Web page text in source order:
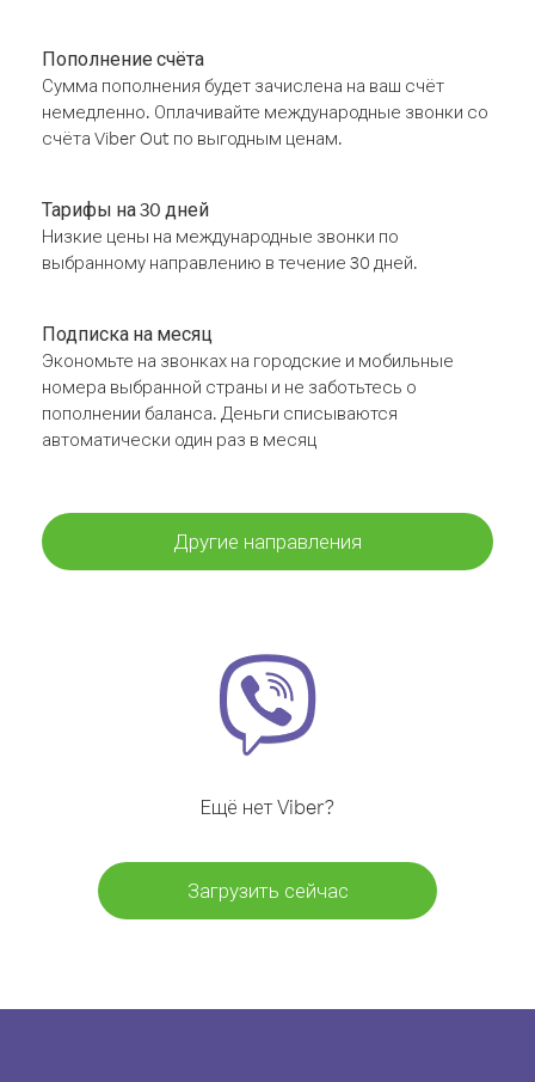
Пополнение счёта
Сумма пополнения будет зачислена на ваш счёт
немедленно. Оплачивайте международные звонки со
счёта Viber Out по выгодным ценам.
Тарифы на 30 дней
Низкие цены на международные звонки по
выбранному направлению в течение 30 дней.
Подписка на месяц
Экономьте на звонках на городские и мобильные
номера выбранной страны и не заботьтесь о
пополнении баланса. Деньги списываются
автоматически один раз в месяц
Другие направления
Ещё нет Viber?
Загрузить сейчас